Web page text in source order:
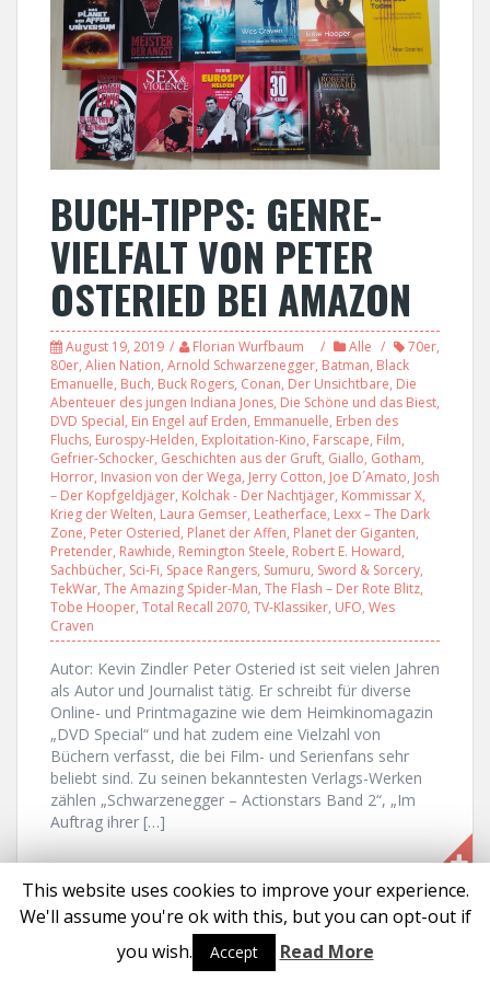
BUCH-TIPPS: GENRE-
VIELFALT VON PETER
OSTERIED BEI AMAZON
August 19, 2019 Florian Wurfbaum Alle 70er,
80er, Alien Nation, Arnold Schwarzenegger, Batman, Black
Emanuelle, Buch, Buck Rogers, Conan, Der Unsichtbare, Die
Abenteuer des jungen Indiana Jones, Die Schöne und das Biest,
DVD Special, Ein Engel auf Erden, Emmanuelle, Erben des
Fluchs, Eurospy-Helden, Exploitation-Kino, Farscape, Film,
Gefrier-Schocker, Geschichten aus der Gruft, Giallo, Gotham,
Horror, Invasion von der Wega, Jerry Cotton, Joe D´Amato, Josh
– Der Kopfgeldjäger, Kolchak - Der Nachtjäger, Kommissar X,
Krieg der Welten, Laura Gemser, Leatherface, Lexx – The Dark
Zone, Peter Osteried, Planet der Affen, Planet der Giganten,
Pretender, Rawhide, Remington Steele, Robert E. Howard,
Sachbücher, Sci-Fi, Space Rangers, Sumuru, Sword & Sorcery,
TekWar, The Amazing Spider-Man, The Flash – Der Rote Blitz,
Tobe Hooper, Total Recall 2070, TV-Klassiker, UFO, Wes
Craven
Autor: Kevin Zindler Peter Osteried ist seit vielen Jahren
als Autor und Journalist tätig. Er schreibt für diverse
Online- und Printmagazine wie dem Heimkinomagazin
„DVD Special“ und hat zudem eine Vielzahl von
Büchern verfasst, die bei Film- und Serienfans sehr
beliebt sind. Zu seinen bekanntesten Verlags-Werken
zählen „Schwarzenegger – Actionstars Band 2“, „Im
Auftrag ihrer […]
Proudly powered by WordPress |Theme: Solon by aThemes
This website uses cookies to improve your experience.
We'll assume you're ok with this, but you can opt-out if
you wish.
Accept Read More
Social media & sharing icons powered by